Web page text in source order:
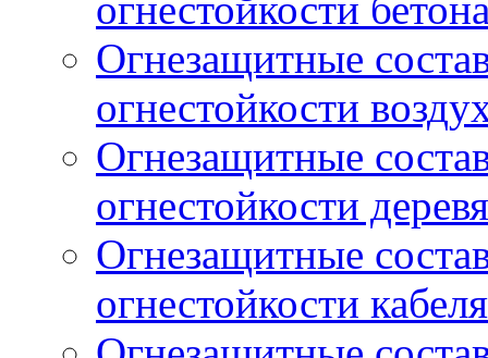
Огнезащитные
огнестойкости
Огнезащитные
огнестойкости
Огнезащитные
огнестойкости кабеля